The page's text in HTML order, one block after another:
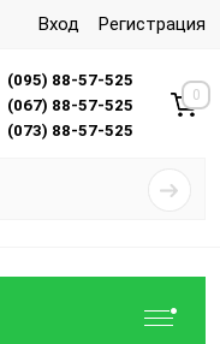
Вход Регистрация
(095) 88-57-525
(067) 88-57-525
(073) 88-57-525
0